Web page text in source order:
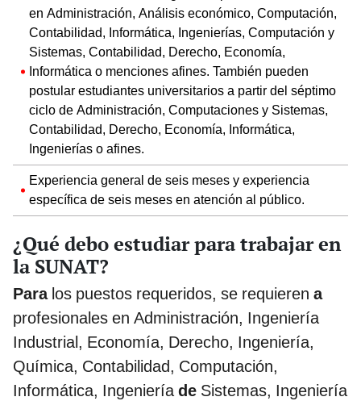
en Administración, Análisis económico, Computación,
Contabilidad, Informática, Ingenierías, Computación y
Sistemas, Contabilidad, Derecho, Economía,
Informática o menciones afines. También pueden
postular estudiantes universitarios a partir del séptimo
ciclo de Administración, Computaciones y Sistemas,
Contabilidad, Derecho, Economía, Informática,
Ingenierías o afines.
Experiencia general de seis meses y experiencia
específica de seis meses en atención al público.
¿Qué debo estudiar para trabajar en
la SUNAT?
Paralos puestos requeridos, se requieren a
profesionales en Administración, Ingeniería
Industrial, Economía, Derecho, Ingeniería,
Química, Contabilidad, Computación,
Informática, Ingeniería de Sistemas, Ingeniería